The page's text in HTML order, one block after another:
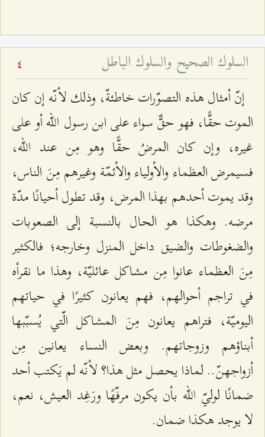
السلوك الصحيح والسلوك الباطل 4
إنّ أمثال هذه التصوّرات خاطئةٌ، وذلك لأنّه إن كان
الموت حقًّا، فهو حقٌّ سواء على ابن رسول الله أو على
غيره، وإن كان المرضُ حقًّا وهو مِن عند الله،
فسيمرض العظماء والأولياء والأئمّة وغيرهم مِنَ الناس،
وقد يموت أحدهم بهذا المرض، وقد تطول أحيانًا مدّة
مرضه. وهكذا هو الحال بالنسبة إلى الصعوبات
والضغوطات والضيق داخل المنزل وخارجه؛ فالكثير
مِنَ العظماء عانوا مِن مشاكل عائليّة، وهذا ما نقرأه
في تراجم أحوالهم، فهم يعانون كثيرًا في حياتهم
اليوميّة، فتراهم يعانون مِنَ المشاكل الّتي يُسبّبها
أبناؤهم وزوجاتهم. وبعض النساء يعانين مِن
أزواجهنّ.. لماذا يحصل مثل هذا؟ لأنّه لم يَكتب أحد
ضمانًا لوليّ الله بأن يكون مرفّهًا ورَغِد العيش، نعم،
لا يوجد هكذا ضمان.